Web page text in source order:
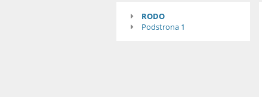
RODO
RODO
Podstrona 1